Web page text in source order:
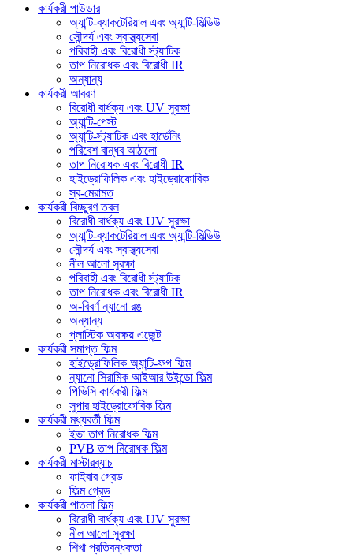
কার্যকরী পাউডার
অ্যান্টি-ব্যাকটেরিয়াল এবং অ্যান্টি-মিল্ডিউ
সৌন্দর্য এবং স্বাস্থ্যসেবা
পরিবাহী এবং বিরোধী স্ট্যাটিক
তাপ নিরোধক এবং বিরোধী IR
অন্যান্য
কার্যকরী আবরণ
বিরোধী বার্ধক্য এবং UV সুরক্ষা
অ্যান্টি-পেস্ট
অ্যান্টি-স্ট্যাটিক এবং হার্ডেনিং
পরিবেশ বান্ধব আঠালো
তাপ নিরোধক এবং বিরোধী IR
হাইড্রোফিলিক এবং হাইড্রোফোবিক
স্ব-মেরামত
কার্যকরী বিচ্ছুরণ তরল
বিরোধী বার্ধক্য এবং UV সুরক্ষা
অ্যান্টি-ব্যাকটেরিয়াল এবং অ্যান্টি-মিল্ডিউ
সৌন্দর্য এবং স্বাস্থ্যসেবা
নীল আলো সুরক্ষা
পরিবাহী এবং বিরোধী স্ট্যাটিক
তাপ নিরোধক এবং বিরোধী IR
অ-বিবর্ণ ন্যানো রঙ
অন্যান্য
প্লাস্টিক অবক্ষয় এজেন্ট
কার্যকরী সমাপ্ত ফিল্ম
হাইড্রোফিলিক অ্যান্টি-ফগ ফিল্ম
ন্যানো সিরামিক আইআর উইন্ডো ফিল্ম
পিভিসি কার্যকরী ফিল্ম
সুপার হাইড্রোফোবিক ফিল্ম
কার্যকরী মধ্যবর্তী ফিল্ম
ইভা তাপ নিরোধক ফিল্ম
PVB তাপ নিরোধক ফিল্ম
কার্যকরী মাস্টারব্যাচ
ফাইবার গ্রেড
ফিল্ম গ্রেড
কার্যকরী পাতলা ফিল্ম
বিরোধী বার্ধক্য এবং UV সুরক্ষা
নীল আলো সুরক্ষা
শিখা প্রতিবন্ধকতা